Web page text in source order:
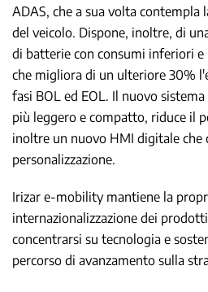
ADAS, che a sua volta contempla
del veicolo. Dispone, inoltre, di
di batterie con consumi inferiori
che migliora di un ulteriore 30%
fasi BOL ed EOL. Il nuovo
più leggero e compatto, riduce il
inoltre un nuovo HMI digitale che
personalizzazione.
Irizar e-mobility mantiene la
internazionalizzazione dei
concentrarsi su tecnologia e
percorso di avanzamento sulla